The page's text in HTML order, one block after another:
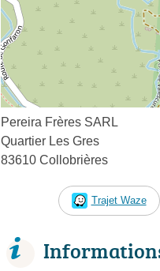
Pereira Frères SARL
Quartier Les Gres
83610 Collobrières
Trajet Waze